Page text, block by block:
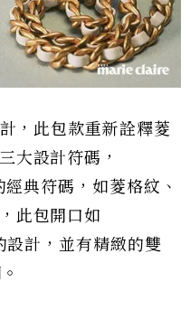
，此包款重新詮釋菱
大設計符碼，
典符碼，如菱格紋、
此包開口如
計，並有精緻的雙